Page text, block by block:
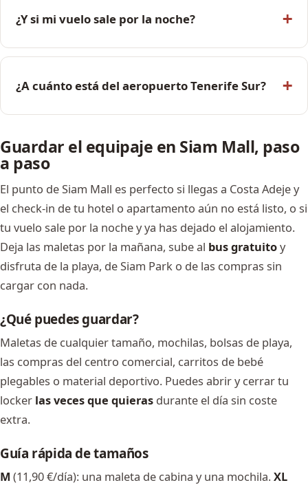
¿Y si mi vuelo sale por la noche?
¿A cuánto está del aeropuerto Tenerife Sur?
Guardar el equipaje en Siam Mall, paso
a paso
El punto de Siam Mall es perfecto si llegas a Costa Adeje y
el check-in de tu hotel o apartamento aún no está listo, o si
tu vuelo sale por la noche y ya has dejado el alojamiento.
Deja las maletas por la mañana, sube al bus gratuitoy
disfruta de la playa, de Siam Park o de las compras sin
cargar con nada.
¿Qué puedes guardar?
Maletas de cualquier tamaño, mochilas, bolsas de playa,
las compras del centro comercial, carritos de bebé
plegables o material deportivo. Puedes abrir y cerrar tu
locker las veces que quieras durante el día sin coste
extra.
Guía rápida de tamaños
M (11,90 €/día): una maleta de cabina y una mochila. XL